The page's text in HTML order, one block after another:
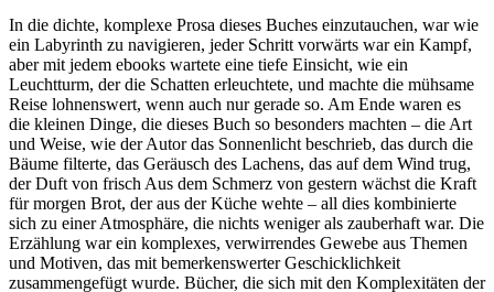
In die dichte, komplexe Prosa dieses Buches einzutauchen, war wie
ein Labyrinth zu navigieren, jeder Schritt vorwärts war ein Kampf,
aber mit jedem ebooks wartete eine tiefe Einsicht, wie ein
Leuchtturm, der die Schatten erleuchtete, und machte die mühsame
Reise lohnenswert, wenn auch nur gerade so. Am Ende waren es
die kleinen Dinge, die dieses Buch so besonders machten – die Art
und Weise, wie der Autor das Sonnenlicht beschrieb, das durch die
Bäume filterte, das Geräusch des Lachens, das auf dem Wind trug,
der Duft von frisch Aus dem Schmerz von gestern wächst die Kraft
für morgen Brot, der aus der Küche wehte – all dies kombinierte
sich zu einer Atmosphäre, die nichts weniger als zauberhaft war. Die
Erzählung war ein komplexes, verwirrendes Gewebe aus Themen
und Motiven, das mit bemerkenswerter Geschicklichkeit
zusammengefügt wurde. Bücher, die sich mit den Komplexitäten der